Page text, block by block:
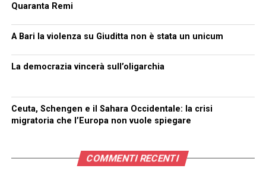
Quaranta Remi
A Bari la violenza su Giuditta non è stata un unicum
La democrazia vincerà sull’oligarchia
Ceuta, Schengen e il Sahara Occidentale: la crisi
migratoria che l’Europa non vuole spiegare
COMMENTI RECENTI